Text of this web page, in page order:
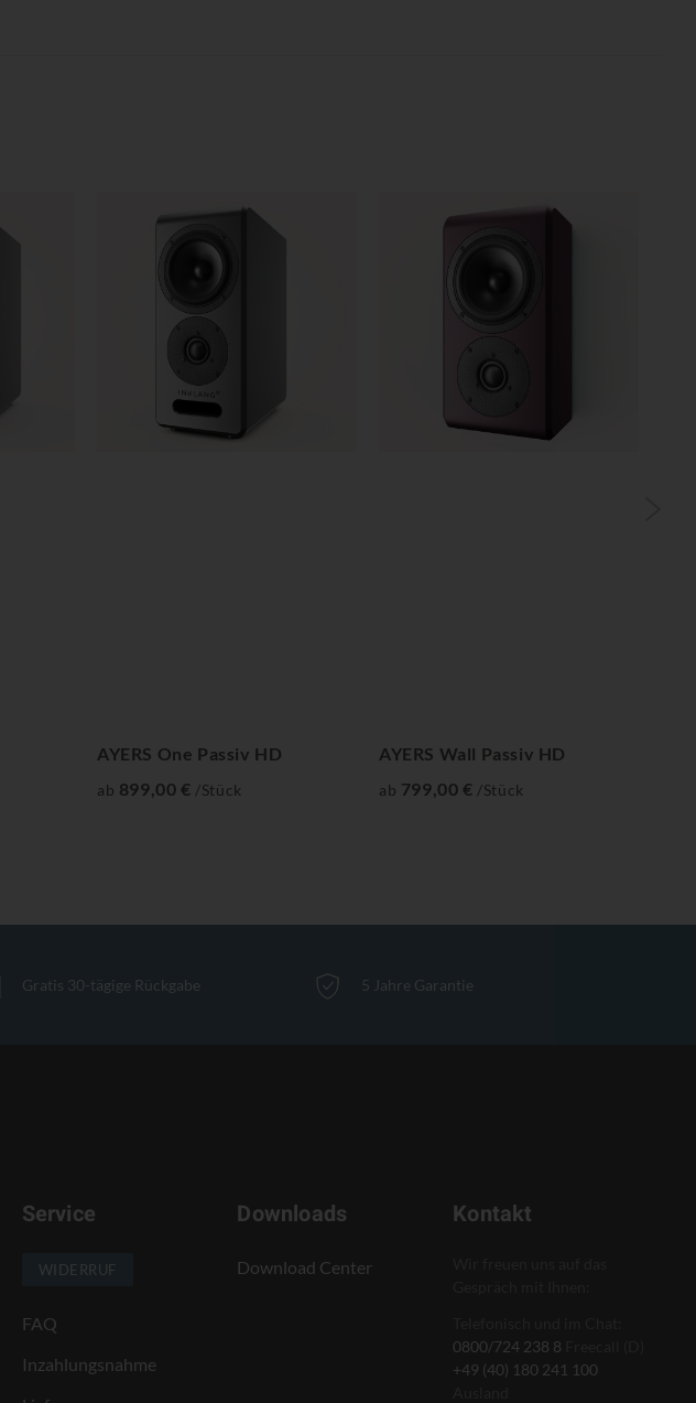
AYERS One Passiv HD
ab 899,00 € /Stück
AYERS Wall Passiv HD
ab 799,00 € /Stück
Gratis 30-tägige Rückgabe 5 Jahre Garantie
Service
WIDERRUF
FAQ
Inzahlungsnahme
Downloads
Download Center
Kontakt
0800/724 238 8
+49 (40) 180 241 100